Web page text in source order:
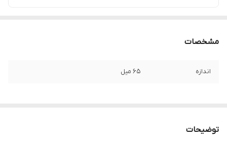
مشخصات
اندازه ۶۵ میل
توضیحات